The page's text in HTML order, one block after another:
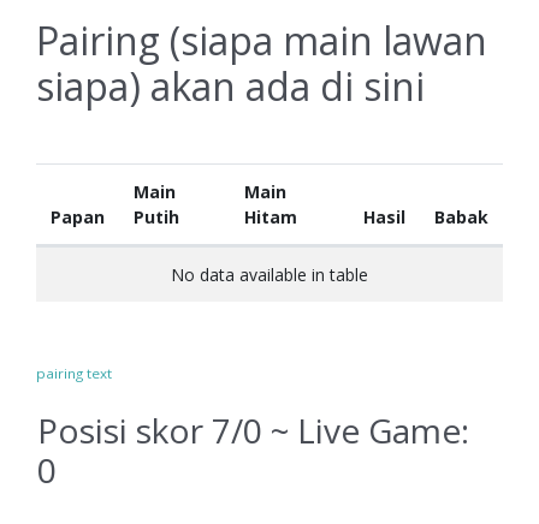
Pairing (siapa main lawan
siapa) akan ada di sini
Papan
Main
Putih
Main
Hitam
Hasil Babak
No data available in table
pairing text
Posisi skor 7/0 ~ Live Game:
0